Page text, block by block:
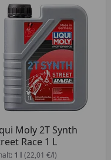
Moly 2T Synth
Race 1 L
1 l (22,01 €/l)